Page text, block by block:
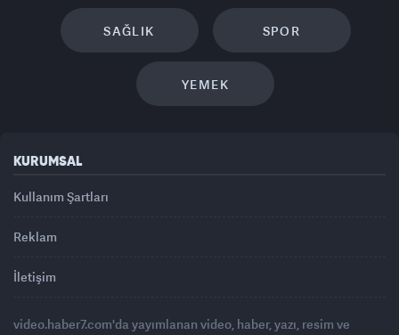
SAĞLIK SPOR
YEMEK
KURUMSAL
Kullanım Şartları
Reklam
İletişim
video.haber7.com'da yayımlanan video, haber, yazı, resim ve